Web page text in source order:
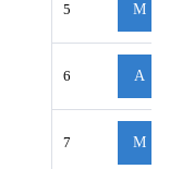
5 M
6 A
7 M